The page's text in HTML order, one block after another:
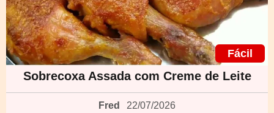
Fácil
Sobrecoxa Assada com Creme de Leite
Fred 22/07/2026